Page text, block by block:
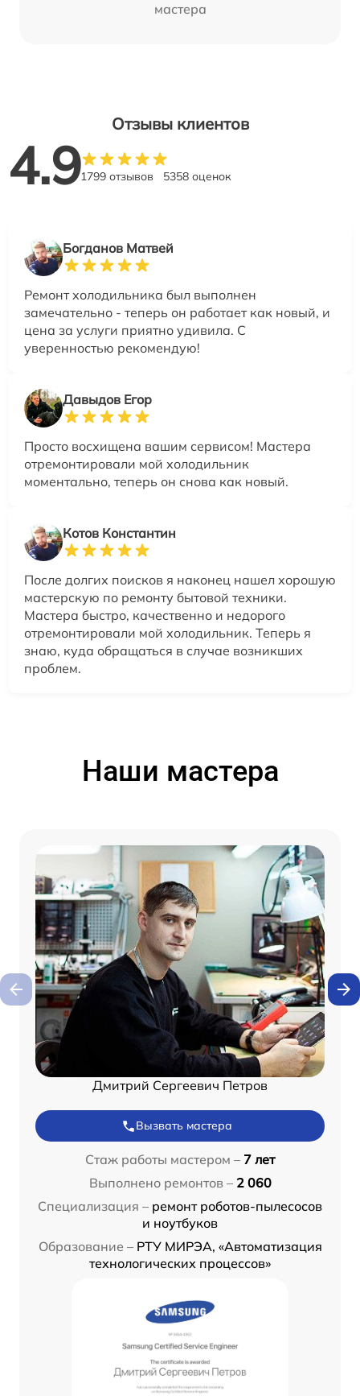
мастера
Отзывы клиентов
4.91799 отзывов 5358 оценок
Богданов Матвей
Ремонт холодильника был выполнен
замечательно - теперь он работает как новый, и
цена за услуги приятно удивила. С
уверенностью рекомендую!
Давыдов Егор
Просто восхищена вашим сервисом! Мастера
отремонтировали мой холодильник
моментально, теперь он снова как новый.
Котов Константин
После долгих поисков я наконец нашел хорошую
мастерскую по ремонту бытовой техники.
Мастера быстро, качественно и недорого
отремонтировали мой холодильник. Теперь я
знаю, куда обращаться в случае возникших
проблем.
Наши мастера
Дмитрий Сергеевич Петров
Вызвать мастера
Стаж работы мастером – 7 лет
Выполнено ремонтов – 2 060
Специализация – ремонт роботов-пылесосов
и ноутбуков
Образование – РТУ МИРЭА, «Автоматизация
технологических процессов»